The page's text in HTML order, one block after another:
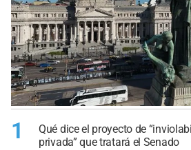
1
Qué dice el proyecto de
privada” que tratará el Senado